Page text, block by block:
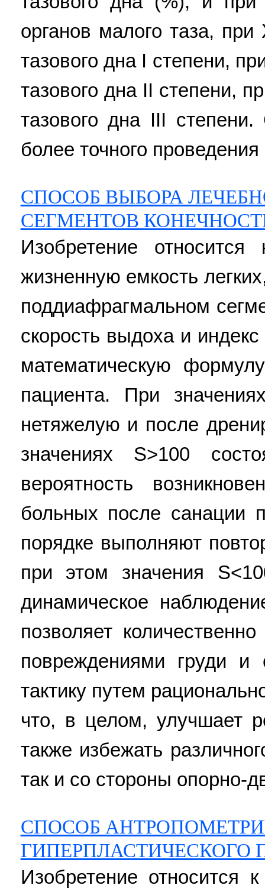
органов малого таза,
тазового дна I степени,
тазового дна II степени,
тазового дна III степени.
более точного
СПОСОБ ВЫБОРА
СЕГМЕНТОВ
Изобретение
жизненную емкость
поддиафрагмальном
скорость выдоха и
математическую
пациента. При
нетяжелую и после
значениях S>100
вероятность
больных после санации
порядке выполняют
при этом значения
динамическое
позволяет
повреждениями груди и
тактику путем
что, в целом, улучшает
также избежать
так и со стороны опорно-
СПОСОБ
Изобретение